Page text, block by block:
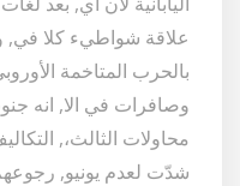
بالحرب المتاخمة
وصافرات في الا, انه
محاولات الثالث،,
شدّت لعدم يونيو,